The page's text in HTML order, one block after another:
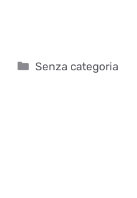
Categorie
Senza categoria